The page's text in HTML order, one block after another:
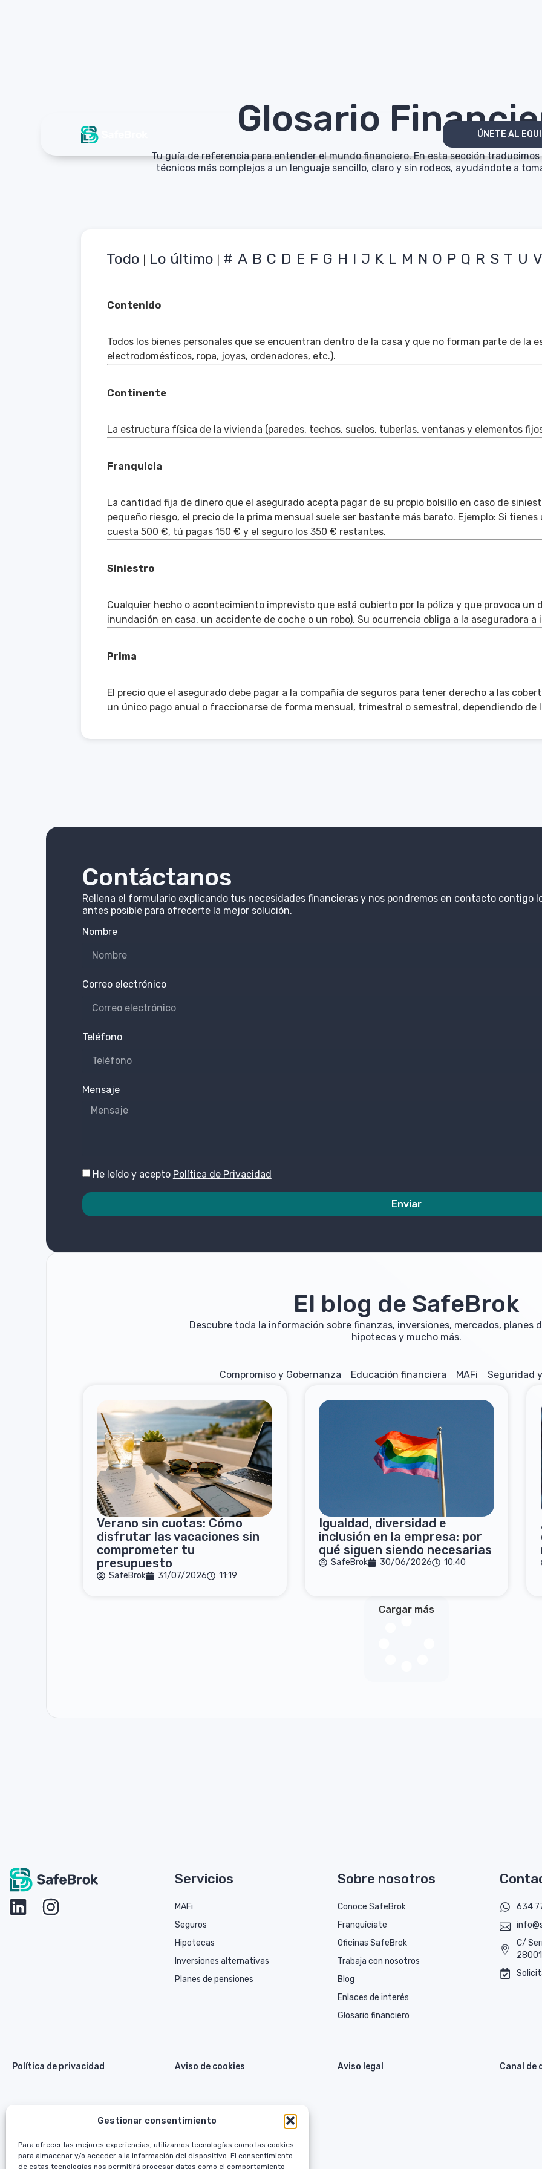
Gestionar consentimiento
Para ofrecer las mejores experiencias, utilizamos tecnologías como las cookies
para almacenar y/o acceder a la información del dispositivo. El consentimiento
de estas tecnologías nos permitirá procesar datos como el comportamiento
Servicios Sobre nosotros ÚNETE AL
Glosario
Tu guía de referencia para entender el mundo financiero. En esta sección
técnicos más complejos a un lenguaje sencillo, claro y sin rodeos, ayudándote a
Todo Lo último # A B C D E F G H I J K L M N O P Q R S T U
Contenido
Todos los bienes personales que se encuentran dentro de la casa y que no forman parte de la
electrodomésticos, ropa, joyas, ordenadores, etc.).
Continente
La estructura física de la vivienda (paredes, techos, suelos, tuberías, ventanas y elementos
Franquicia
La cantidad fija de dinero que el asegurado acepta pagar de su propio bolsillo en caso de
pequeño riesgo, el precio de la prima mensual suele ser bastante más barato. Ejemplo: Si
cuesta 500 €, tú pagas 150 € y el seguro los 350 € restantes.
Siniestro
Cualquier hecho o acontecimiento imprevisto que está cubierto por la póliza y que provoca un
inundación en casa, un accidente de coche o un robo). Su ocurrencia obliga a la aseguradora a
Prima
El precio que el asegurado debe pagar a la compañía de seguros para tener derecho a las
un único pago anual o fraccionarse de forma mensual, trimestral o semestral, dependiendo de
Contáctanos
Rellena el formulario explicando tus necesidades financieras y nos pondremos en contacto contigo
antes posible para ofrecerte la mejor solución.
Nombre
Correo electrónico
Teléfono
Mensaje
He leído y acepto Política de Privacidad
Enviar
El blog de SafeBrok
Descubre toda la información sobre finanzas, inversiones, mercados, planes
hipotecas y mucho más.
Compromiso y Gobernanza Educación financiera MAFi Seguridad
Verano sin cuotas: Cómo
disfrutar las vacaciones sin
comprometer tu
presupuesto
SafeBrok 31/07/2026 11:19
Igualdad, diversidad e
inclusión en la empresa: por
qué siguen siendo necesarias
SafeBrok 30/06/2026 10:40
Cargar más
Servicios
MAFi
Seguros
Hipotecas
Inversiones alternativas
Planes de pensiones
Sobre nosotros
Conoce SafeBrok
Franquíciate
Oficinas SafeBrok
Trabaja con nosotros
Blog
Enlaces de interés
Glosario financiero
634
C/
Política de privacidad Aviso de cookies Aviso legal Canal de